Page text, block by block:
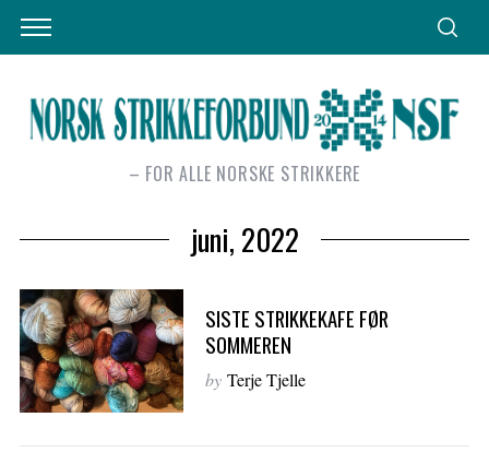
– FOR ALLE NORSKE STRIKKERE
juni, 2022
SISTE STRIKKEKAFE FØR
SOMMEREN
by Terje Tjelle